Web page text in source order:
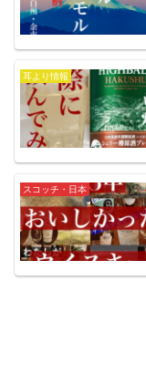
耳より情報
スコッチ・日本